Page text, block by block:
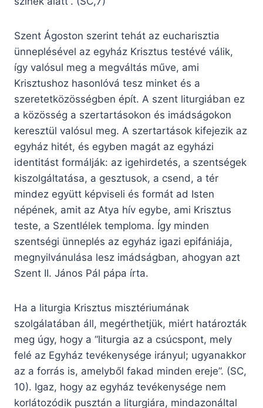
Szent Ágoston szerint tehát az eucharisztia
ünneplésével az egyház Krisztus testévé válik,
így valósul meg a megváltás műve, ami
Krisztushoz hasonlóvá tesz minket és a
szeretetközösségben épít. A szent liturgiában ez
a közösség a szertartásokon és imádságokon
keresztül valósul meg. A szertartások kifejezik az
egyház hitét, és egyben magát az egyházi
identitást formálják: az igehirdetés, a szentségek
kiszolgáltatása, a gesztusok, a csend, a tér
mindez együtt képviseli és formát ad Isten
népének, amit az Atya hív egybe, ami Krisztus
teste, a Szentlélek temploma. Így minden
szentségi ünneplés az egyház igazi epifániája,
megnyilvánulása lesz imádságban, ahogyan azt
Szent II. János Pál pápa írta.
Ha a liturgia Krisztus misztériumának
szolgálatában áll, megérthetjük, miért határozták
meg úgy, hogy a “liturgia az a csúcspont, mely
felé az Egyház tevékenysége irányul; ugyanakkor
az a forrás is, amelyből fakad minden ereje”. (SC,
10). Igaz, hogy az egyház tevékenysége nem
korlátozódik pusztán a liturgiára, mindazonáltal